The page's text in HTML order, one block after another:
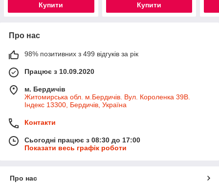
Купити Купити
Про нас
98% позитивних з 499 відгуків за рік
Працює з 10.09.2020
м. Бердичів
Житомирська обл. м.Бердичів. Вул. Короленка 39В.
Індекс 13300, Бердичів, Україна
Контакти
Сьогодні працює з 08:30 до 17:00
Показати весь графік роботи
Про нас